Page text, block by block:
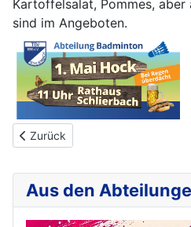
Kartoffelsalat, Pommes, aber
sind im Angeboten.
Vorheriger Beitrag: 1. Mai Hock
Zurück
Aus den